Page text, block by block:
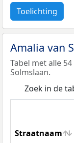
Toelichting
Amalia van
Tabel met alle
Solmslaan.
Zoek in de
Straatnaam